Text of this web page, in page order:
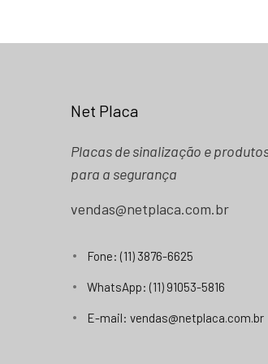
Net Placa
Placas de sinalização e
para a segurança
vendas@netplaca.com.br
Fone: (11) 3876-6625
WhatsApp: (11) 91053-5816
E-mail: vendas@netplaca.com.br